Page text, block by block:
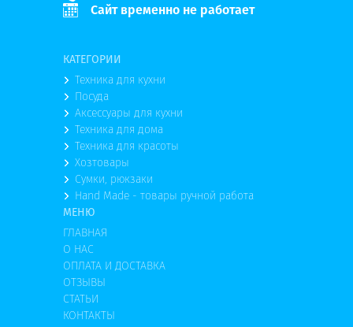
Сайт временно не работает
КАТЕГОРИИ
Техника для кухни
Посуда
Аксессуары для кухни
Техника для дома
Техника для красоты
Хозтовары
Сумки, рюкзаки
Hand Made - товары ручной работа
МЕНЮ
ГЛАВНАЯ
О НАС
ОПЛАТА И ДОСТАВКА
ОТЗЫВЫ
СТАТЬИ
КОНТАКТЫ